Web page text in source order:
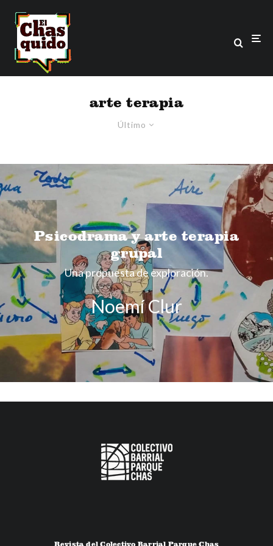
arte terapia
Último
Psicodrama y arte terapia
grupal
Una propuesta de exploración.
Noemí Clur